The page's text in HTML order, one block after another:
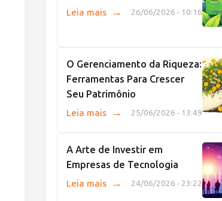
26/06/2026 - 10:16
Leia mais →
O Gerenciamento da Riqueza:
Ferramentas Para Crescer
Seu Patrimônio
25/06/2026 - 13:49
Leia mais →
A Arte de Investir em
Empresas de Tecnologia
24/06/2026 - 23:22
Leia mais →